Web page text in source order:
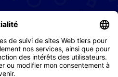
à notre newsletter